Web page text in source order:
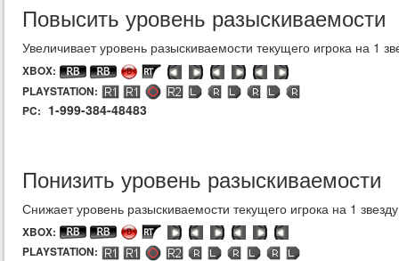
Повысить уровень разыскиваемости
Увеличивает уровень разыскиваемости текущего игрока на 1
XBOX:
PLAYSTATION:
PC: 1-999-384-48483
Понизить уровень разыскиваемости
Снижает уровень разыскиваемости текущего игрока на 1 звезду
XBOX:
PLAYSTATION: